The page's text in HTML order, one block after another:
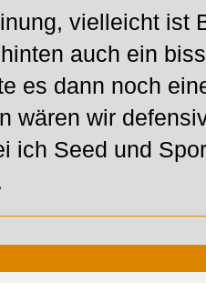
vielleicht ist
auch ein
es dann noch
wären wir
ich Seed und